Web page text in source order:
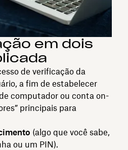
em dois
de verificação da
a fim de estabelecer
computador ou conta on-
principais para
(algo que você sabe,
ou um PIN).